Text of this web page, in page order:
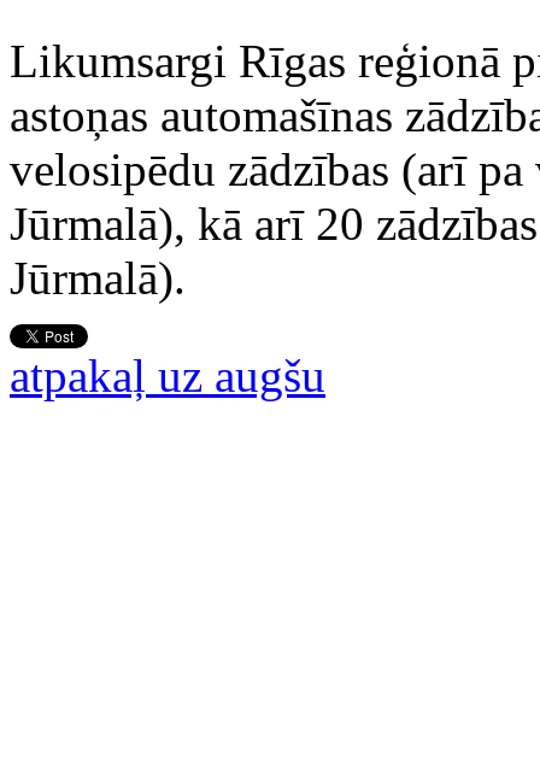
Likumsargi Rīgas reģionā
astoņas automašīnas
velosipēdu zādzības (arī
Jūrmalā), kā arī 20
Jūrmalā).
atpakaļ uz augšu